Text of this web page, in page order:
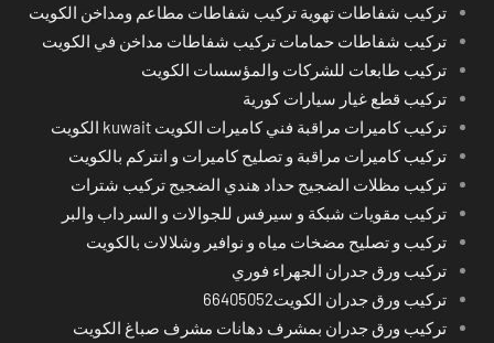
تركيب شفاطات تهوية تركيب شفاطات مطاعم ومداخن الكويت
تركيب شفاطات حمامات تركيب شفاطات مداخن في الكويت
تركيب طابعات للشركات والمؤسسات الكويت
تركيب قطع غيار سيارات كورية
تركيب كاميرات مراقبة فني كاميرات الكويت kuwait الكويت
تركيب كاميرات مراقبة و تصليح كاميرات و انتركم بالكويت
تركيب مظلات الضجيج حداد هندي الضجيج تركيب شترات
تركيب مقويات شبكة و سيرفس للجوالات و السرداب والبر
تركيب و تصليح مضخات مياه و نوافير وشلالات بالكويت
تركيب ورق جدران الجهراء فوري
تركيب ورق جدران الكويت66405052
تركيب ورق جدران بمشرف دهانات مشرف صباغ الكويت